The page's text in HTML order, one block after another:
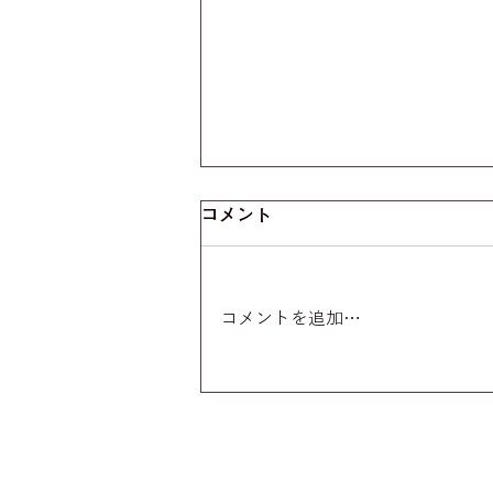
オンラインショップの受付が
コメント
コメントを追加…